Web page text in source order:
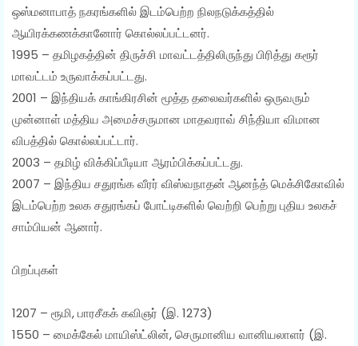
ஒஸ்மனாபாத் நகரங்களில் இடம்பெற்ற நிலநடுக்கத்தில்
ஆயிரக்கணக்கானோர் கொல்லப்பட்டனர்.
1995 – தமிழகத்தின் திருச்சி மாவட்டத்திலிருந்து பிரித்து கரூர்
மாவட்டம் உருவாக்கப்பட்டது.
2001 – இந்தியக் காங்கிரசின் மூத்த தலைவர்களில் ஒருவரும்
முன்னாள் மத்திய அமைச்சருமான மாதவராவ் சிந்தியா விமான
விபத்தில் கொல்லப்பட்டார்.
2003 – தமிழ் விக்கிப்பீடியா ஆரம்பிக்கப்பட்டது.
2007 – இந்திய சதுரங்க வீரர் விஸ்வநாதன் ஆனந்த் மெக்சிகோவில்
இடம்பெற்ற உலக சதுரங்கப் போட்டிகளில் வெற்றி பெற்று புதிய உலகச்
சாம்பியன் ஆனார்.
பிறப்புகள்
1207 – ரூமி, பாரசீகக் கவிஞர் (இ. 1273)
1550 – மைக்கேல் மாயிஸ்ட்லின், செருமானிய வானியலாளர் (இ.